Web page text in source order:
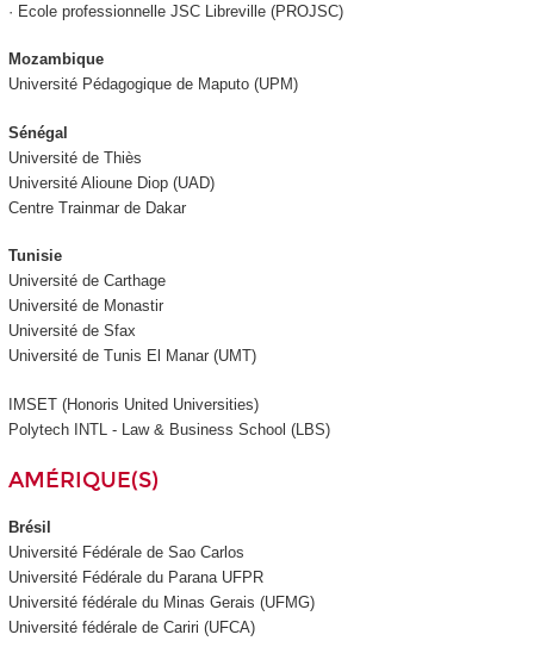
· Ecole professionnelle JSC Libreville (PROJSC)
Mozambique
Université Pédagogique de Maputo (UPM)
Sénégal
Université de Thiès
Université Alioune Diop (UAD)
Centre Trainmar de Dakar
Tunisie
Université de Carthage
Université de Monastir
Université de Sfax
Université de Tunis El Manar (UMT)
IMSET (Honoris United Universities)
Polytech INTL - Law & Business School (LBS)
AMÉRIQUE(S)
Brésil
Université Fédérale de Sao Carlos
Université Fédérale du Parana UFPR
Université fédérale du Minas Gerais (UFMG)
Université fédérale de Cariri (UFCA)